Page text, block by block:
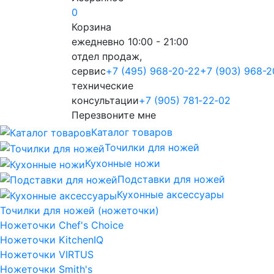
0
Корзина
ежедневно 10:00 - 21:00
отдел продаж,
сервис+7 (495) 968-20-22+7 (903) 968-
технические
консультации+7 (905) 781‑22‑02
Перезвоните мне
Каталог товаров
Точилки для ножей
Кухонные ножи
Подставки для ножей
Кухонные аксессуары
Точилки для ножей (ножеточки)
Ножеточки Chef's Choice
Ножеточки KitchenIQ
Ножеточки VIRTUS
Ножеточки Smith's